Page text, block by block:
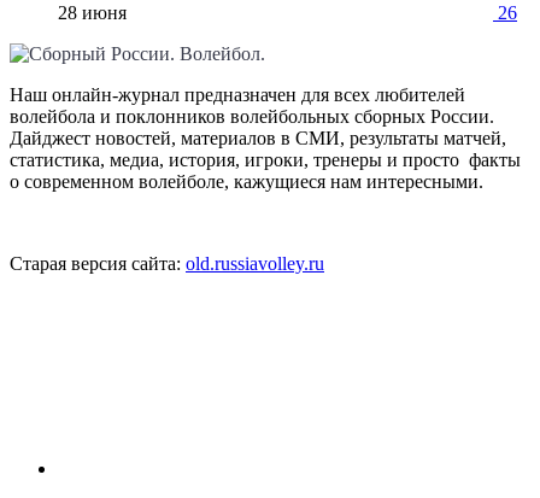
28 июня 26
Наш онлайн-журнал предназначен для всех любителей
волейбола и поклонников волейбольных сборных России.
Дайджест новостей, материалов в СМИ, результаты матчей,
статистика, медиа, история, игроки, тренеры и просто факты
о современном волейболе, кажущиеся нам интересными.
Старая версия сайта: old.russiavolley.ru